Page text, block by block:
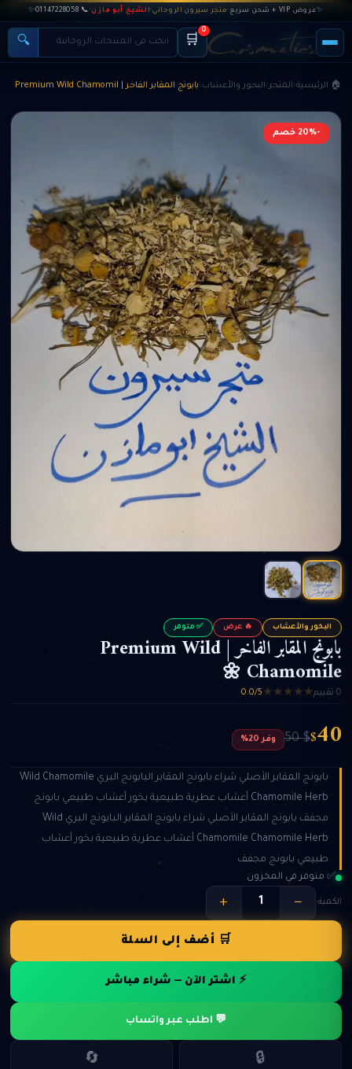
✨ عروض VIP + شحن سريع ·متجر سيرون الروحاني·الشيخ أبو مازن·
📞 01147228058
✨
🔍 🛒
0
🏠 الرئيسية المتجر البخور والأعشاب بابونج المقابر الفاخر | Premium Wild Chamomil
-20% خصم
البخور والأعشاب 🔥 عرض ✅ متوفر
بابونج المقابر الفاخر | Premium Wild
Chamomile 🌼
0 تقييم ★
★
★
★
★
0.0/5
$40
$ 50 وفر 20%
بابونج المقابر الأصلي شراء بابونج المقابر البابونج البري Wild Chamomile
Chamomile Herb أعشاب عطرية طبيعية بخور أعشاب طبيعي بابونج
مجفف بابونج المقابر الأصلي شراء بابونج المقابر البابونج البري Wild
Chamomile Chamomile Herb أعشاب عطرية طبيعية بخور أعشاب
طبيعي بابونج مجفف
✅ متوفر في المخزون
الكمية: −
+
🛒 أضف إلى السلة
⚡ اشتر الآن — شراء مباشر
💬 اطلب عبر واتساب
🔒
🔄